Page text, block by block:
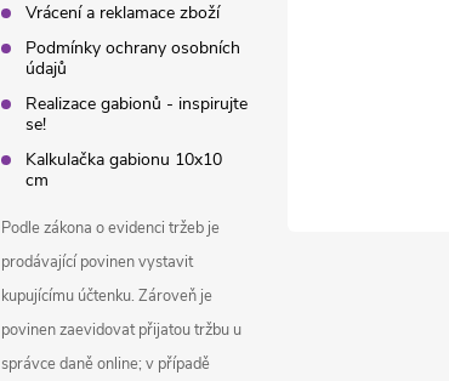
Vrácení a reklamace zboží
Podmínky ochrany osobních
údajů
Realizace gabionů - inspirujte
se!
Kalkulačka gabionu 10x10
cm
Podle zákona o evidenci tržeb je
prodávající povinen vystavit
kupujícímu účtenku. Zároveň je
povinen zaevidovat přijatou tržbu u
správce daně online; v případě